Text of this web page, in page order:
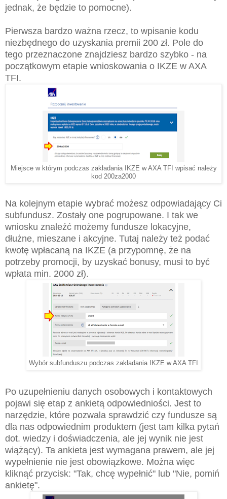
jednak, że będzie to pomocne).
Pierwsza bardzo ważna rzecz, to wpisanie kodu
niezbędnego do uzyskania premii 200 zł. Pole do
tego przeznaczone znajdziesz bardzo szybko - na
początkowym etapie wnioskowania o IKZE w AXA
TFI.
Miejsce w którym podczas zakładania IKZE w AXA TFI wpisać należy
kod 200za2000
Na kolejnym etapie wybrać możesz odpowiadający Ci
subfundusz. Zostały one pogrupowane. I tak we
wniosku znaleźć możemy fundusze lokacyjne,
dłużne, mieszane i akcyjne. Tutaj należy też podać
kwotę wpłacaną na IKZE (a przypomnę, że na
potrzeby promocji, by uzyskać bonusy, musi to być
wpłata min. 2000 zł).
Wybór subfunduszu podczas zakładania IKZE w AXA TFI
Po uzupełnieniu danych osobowych i kontaktowych
pojawi się etap z ankietą odpowiedniości. Jest to
narzędzie, które pozwala sprawdzić czy fundusze są
dla nas odpowiednim produktem (jest tam kilka pytań
dot. wiedzy i doświadczenia, ale jej wynik nie jest
wiążący). Ta ankieta jest wymagana prawem, ale jej
wypełnienie nie jest obowiązkowe. Można więc
kliknąć przycisk: "Tak, chcę wypełnić" lub "Nie, pomiń
ankietę".